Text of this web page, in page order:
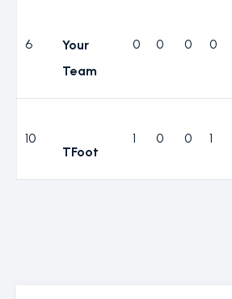
6
Your
Team
0 0 0 0
10
TFoot
1 0 0 1